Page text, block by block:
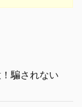
騙されない